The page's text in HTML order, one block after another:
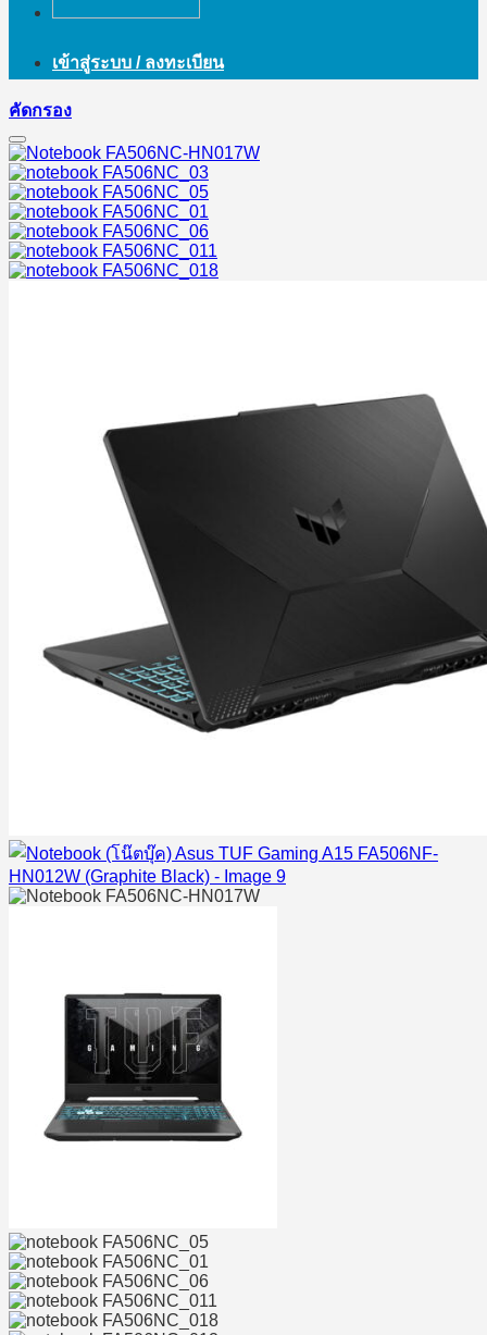
เข้าสู่ระบบ / ลงทะเบียน
คัดกรอง